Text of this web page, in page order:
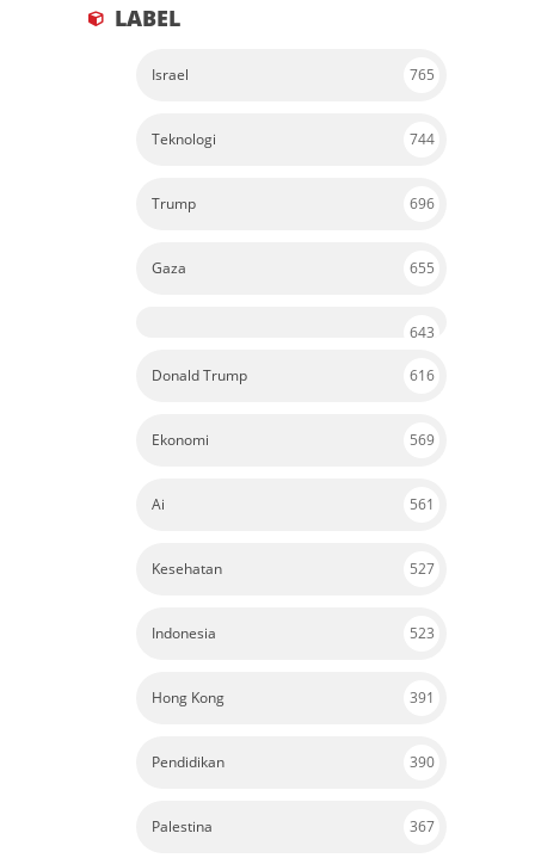
LABEL
Israel 765
Teknologi 744
Trump 696
Gaza 655
643
Donald Trump 616
Ekonomi 569
Ai 561
Kesehatan 527
Indonesia 523
Hong Kong 391
Pendidikan 390
Palestina 367